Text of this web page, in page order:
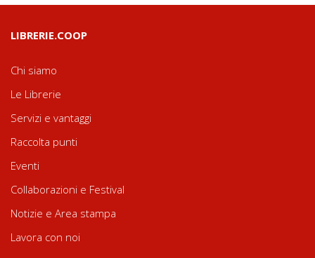
LIBRERIE.COOP
Chi siamo
Le Librerie
Servizi e vantaggi
Raccolta punti
Eventi
Collaborazioni e Festival
Notizie e Area stampa
Lavora con noi